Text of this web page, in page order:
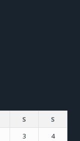
S
S
3
4